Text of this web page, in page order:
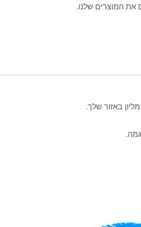
את המוצרים שלנו.
באזור שלך.